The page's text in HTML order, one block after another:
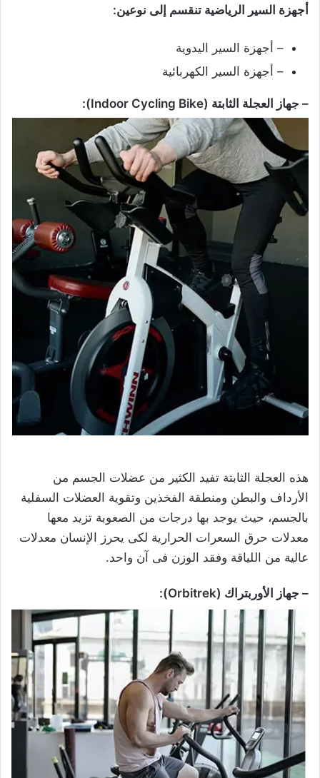
أجهزة السير الرياضية تنقسم إلى نوعين:
– أجهزة السير اليدوية
– أجهزة السير الكهربائية
– جهاز العجلة الثابتة (Indoor Cycling Bike):
هذه العجلة الثابتة تفيد الكثير من عضلات الجسم من
الأرداف والبطن ومنطقة الفخذين وتقوية العضلات السفلية
بالجسم، حيث يوجد بها درجات من الصعوبة تزيد معها
معدلات حرق السعرات الحرارية لكى يحرز الإنسان معدلات
عالية من اللياقة وفقد الوزن فى آن واحد.
– جهاز الأوربتراك (Orbitrek):